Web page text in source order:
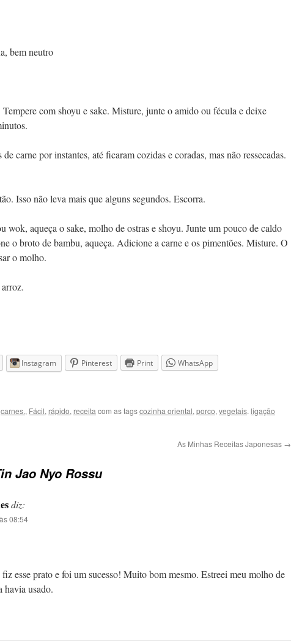
bem neutro
com shoyu e sake. Misture, junte o amido ou fécula e deixe
carne por instantes, até ficaram cozidas e coradas, mas não ressecadas.
Isso não leva mais que alguns segundos. Escorra.
wok, aqueça o sake, molho de ostras e shoyu. Junte um pouco de caldo
o broto de bambu, aqueça. Adicione a carne e os pimentões. Misture. O
o molho.
Instagram Pinterest Print WhatsApp
carnes., Fácil, rápido, receita com as tagscozinha oriental, porco, vegetais. ligação
As Minhas Receitas Japonesas →
Jao Nyo Rossu
diz:
08:54
esse prato e foi um sucesso! Muito bom mesmo. Estreei meu molho de
havia usado.